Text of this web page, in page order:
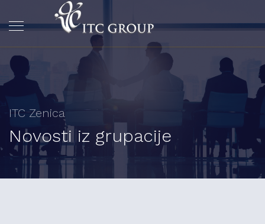
ITC Zenica
Novosti iz grupacije